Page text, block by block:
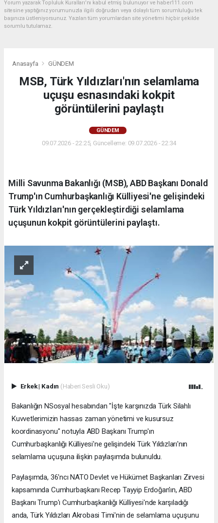
Yorum yazarak Topluluk Kuralları’nı kabul etmiş bulunuyor ve haber111.com
sitesine yaptığınız yorumunuzla ilgili doğrudan veya dolaylı tüm sorumluluğu tek
başınıza üstleniyorsunuz. Yazılan tüm yorumlardan site yönetimi hiçbir şekilde
sorumlu tutulamaz.
Anasayfa GÜNDEM
MSB, Türk Yıldızları'nın selamlama
uçuşu esnasındaki kokpit
görüntülerini paylaştı
GÜNDEM
09.07.2026 - 22:25, Güncelleme: 09.07.2026 - 22:34
Milli Savunma Bakanlığı (MSB), ABD Başkanı Donald
Trump'ın Cumhurbaşkanlığı Külliyesi'ne gelişindeki
Türk Yıldızları'nın gerçekleştirdiği selamlama
uçuşunun kokpit görüntülerini paylaştı.
Erkek| Kadın (Haberi Sesli Oku)
Bakanlığın NSosyal hesabından "İşte karşınızda Türk Silahlı
Kuvvetlerimizin hassas zaman yönetimi ve kusursuz
koordinasyonu" notuyla ABD Başkanı Trump'ın
Cumhurbaşkanlığı Külliyesi'ne gelişindeki Türk Yıldızları'nın
selamlama uçuşuna ilişkin paylaşımda bulunuldu.
Paylaşımda, 36'ncı NATO Devlet ve Hükümet Başkanları Zirvesi
kapsamında Cumhurbaşkanı Recep Tayyip Erdoğan'ın, ABD
Başkanı Trump'ı Cumhurbaşkanlığı Külliyesi'nde karşıladığı
anda, Türk Yıldızları Akrobasi Timi'nin de selamlama uçuşunu